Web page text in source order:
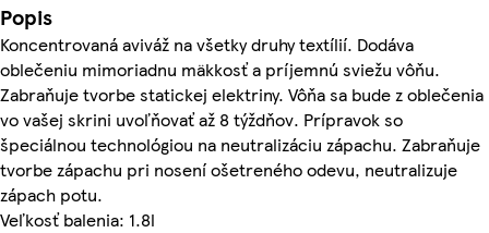
Popis
Koncentrovaná aviváž na všetky druhy textílií. Dodáva
oblečeniu mimoriadnu mäkkosť a príjemnú sviežu vôňu.
Zabraňuje tvorbe statickej elektriny. Vôňa sa bude z oblečenia
vo vašej skrini uvoľňovať až 8 týždňov. Prípravok so
špeciálnou technológiou na neutralizáciu zápachu. Zabraňuje
tvorbe zápachu pri nosení ošetreného odevu, neutralizuje
zápach potu.
Veľkosť balenia: 1.8l